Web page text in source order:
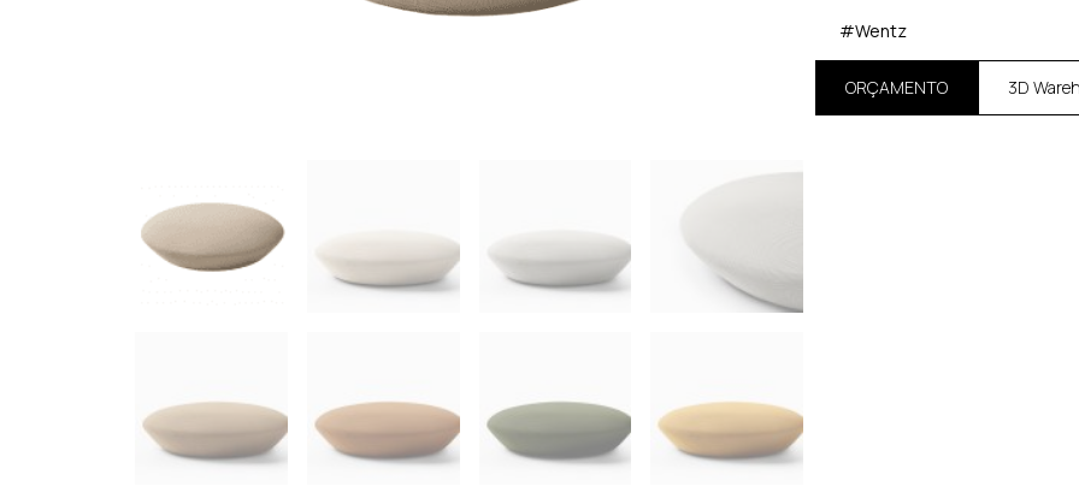
#Wentz
ORÇAMENTO 3D